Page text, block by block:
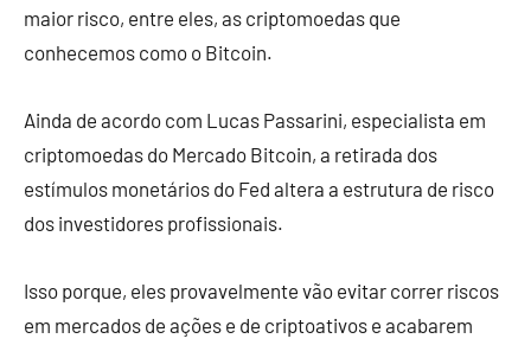
maior risco, entre eles, as criptomoedas que
conhecemos como o Bitcoin.
Ainda de acordo com Lucas Passarini, especialista em
criptomoedas do Mercado Bitcoin, a retirada dos
estímulos monetários do Fed altera a estrutura de risco
dos investidores profissionais.
Isso porque, eles provavelmente vão evitar correr riscos
em mercados de ações e de criptoativos e acabarem